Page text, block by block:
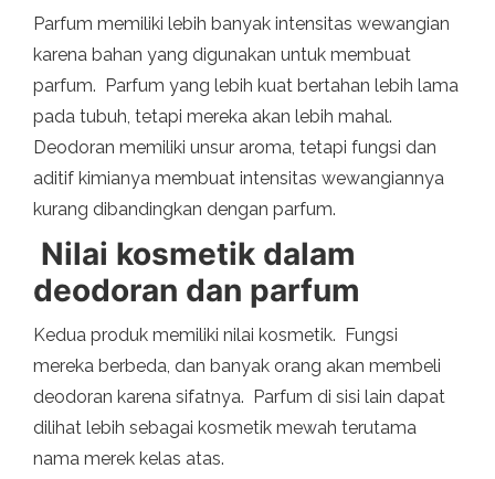
Parfum memiliki lebih banyak intensitas wewangian
karena bahan yang digunakan untuk membuat
parfum. Parfum yang lebih kuat bertahan lebih lama
pada tubuh, tetapi mereka akan lebih mahal.
Deodoran memiliki unsur aroma, tetapi fungsi dan
aditif kimianya membuat intensitas wewangiannya
kurang dibandingkan dengan parfum.
Nilai kosmetik dalam
deodoran dan parfum
Kedua produk memiliki nilai kosmetik. Fungsi
mereka berbeda, dan banyak orang akan membeli
deodoran karena sifatnya. Parfum di sisi lain dapat
dilihat lebih sebagai kosmetik mewah terutama
nama merek kelas atas.